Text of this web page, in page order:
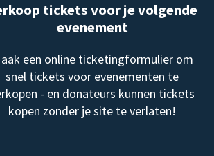
tickets voor je volgende
evenement
een online ticketingformulier om
snel tickets voor evenementen te
- en donateurs kunnen tickets
kopen zonder je site te verlaten!